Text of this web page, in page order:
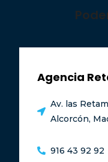
Agencia
Av. las
Alcorcón,
916 43 92 92